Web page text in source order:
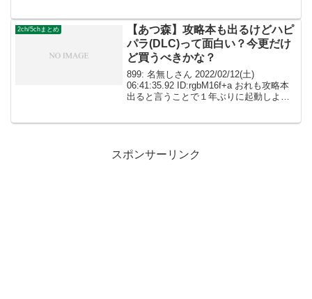
なりマシだったと思...
2ch/5chまとめ
【あつ森】攻略本も出るけどハピ
パラ(DLC)って面白い？今更だけ
ど買うべきかな？
899: 名無しさん 2022/02/12(土)
06:41:35.92 ID:rgbM16f+a おれも攻略本
出ると言うことで１年ぶりに起動しよう
スポンサーリンク